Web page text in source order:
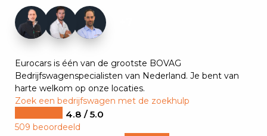
Eurocars is één van de grootste BOVAG
Bedrijfswagenspecialisten van Nederland. Je bent van
harte welkom op onze locaties.
Zoek een bedrijfswagen met de zoekhulp
4.8 / 5.0
509 beoordeeld